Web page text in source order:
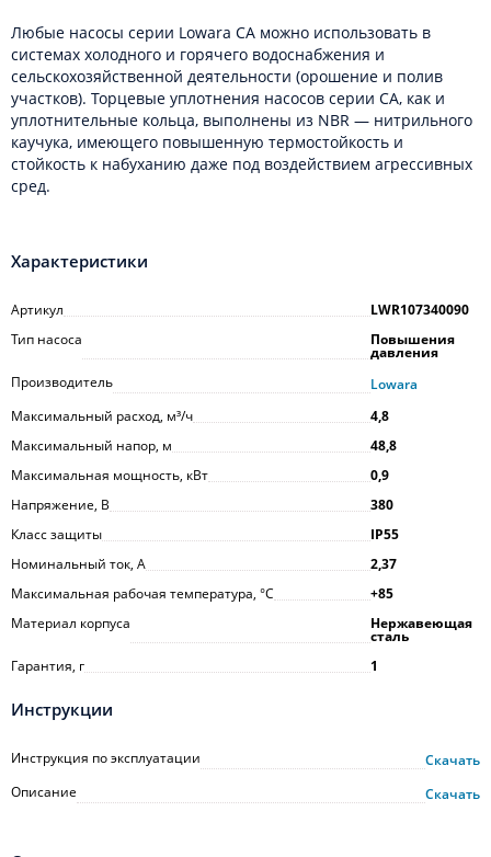
Любые насосы серии Lowara CA можно использовать в
системах холодного и горячего водоснабжения и
сельскохозяйственной деятельности (орошение и полив
участков). Торцевые уплотнения насосов серии CA, как и
уплотнительные кольца, выполнены из NBR — нитрильного
каучука, имеющего повышенную термостойкость и
стойкость к набуханию даже под воздействием агрессивных
сред.
Характеристики
Артикул
LWR107340090
Тип насоса
Повышения
давления
Производитель
Lowara
Максимальный расход, м³/ч
4,8
Максимальный напор, м
48,8
Максимальная мощность, кВт
0,9
Напряжение, В
380
Класс защиты
IP55
Номинальный ток, А
2,37
Максимальная рабочая температура, °С
+85
Материал корпуса
Нержавеющая
сталь
Гарантия, г
1
Инструкции
Инструкция по эксплуатации
Скачать
Описание
Скачать